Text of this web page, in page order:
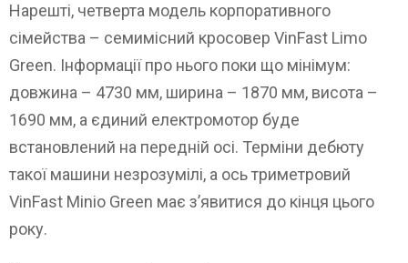
Нарешті, четверта модель корпоративного
сімейства – семимісний кросовер VinFast Limo
Green. Інформації про нього поки що мінімум:
довжина – 4730 мм, ширина – 1870 мм, висота –
1690 мм, а єдиний електромотор буде
встановлений на передній осі. Терміни дебюту
такої машини незрозумілі, а ось триметровий
VinFast Minio Green має з’явитися до кінця цього
року.